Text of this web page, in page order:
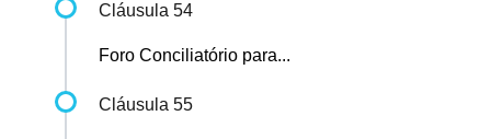
Cláusula 54
Foro Conciliatório para...
Cláusula 55